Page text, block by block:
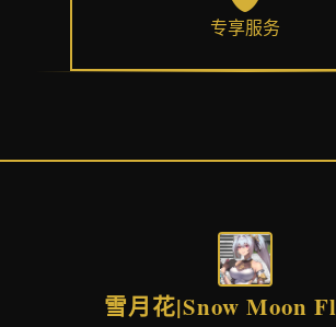
专享服务
雪月花|Snow Moon